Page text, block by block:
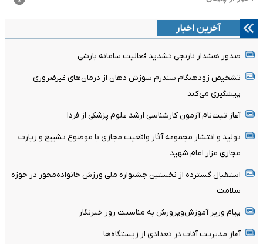
آخرین اخبار
صدور هشدار نارنجی تشدید فعالیت سامانه بارشی
تشخیص زودهنگام سندرم سوزش دهان از درمان‌های غیرضروری
پیشگیری می‌کند
آغاز ثبت‌نام‌ آزمون کارشناسی ارشد علوم پزشکی از فردا
تولید و انتشار مجموعه آثار واقعیت مجازی با موضوع تشییع و زیارت
مجازی مزار امام شهید
استقبال گسترده از نخستین جشنواره ملی ورزش خانواده‌محور در حوزه
سلامت
پیام وزیر آموزش‌وپرورش به مناسبت روز خبرنگار
آغاز مدیریت آفات در تعدادی از زیستگاه‌ها